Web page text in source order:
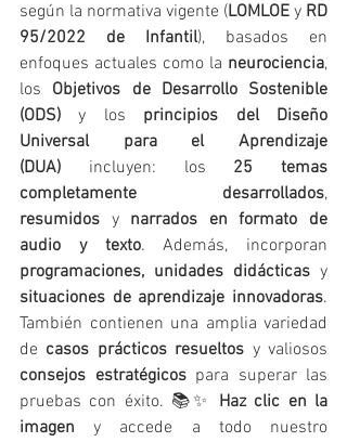
según la normativa vigente (LOMLOE y RD
95/2022 de Infantil), basados en
enfoques actuales como la neurociencia,
los Objetivos de Desarrollo Sostenible
(ODS) y los principios del Diseño
Universal para el Aprendizaje
(DUA) incluyen: los 25 temas
completamente desarrollados
resumidos y narrados en formato de
audio y texto
programaciones, unidades didácticas
situaciones de aprendizaje innovadoras.
También contienen una amplia variedad
de casos prácticos resueltos
consejos estratégicos para superar las
pruebas con éxito. 📚✨ Haz clic en la
imagen y accede a todo nuestro